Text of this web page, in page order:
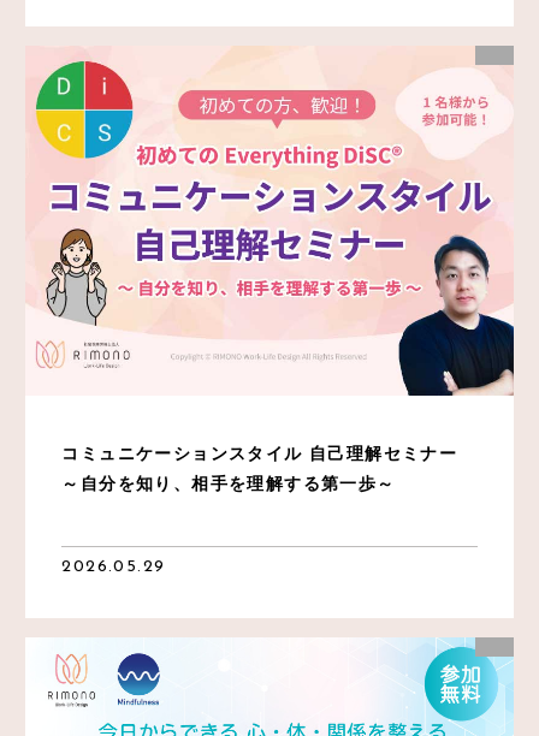
コミュニケーションスタイル 自己理解セミナー
～自分を知り、相手を理解する第一歩～
2026.05.29